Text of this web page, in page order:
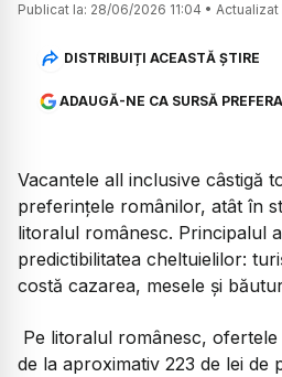
Publicat la: 28/06/2026 11:04 • Actualizat
DISTRIBUIȚI ACEASTĂ ȘTIRE
ADAUGĂ-NE CA SURSĂ
Vacantele all inclusive câstigă
preferințele românilor, atât în
litoralul românesc. Principalul
predictibilitatea cheltuielilor:
costă cazarea, mesele și
Pe litoralul românesc,
de la aproximativ 223 de lei de